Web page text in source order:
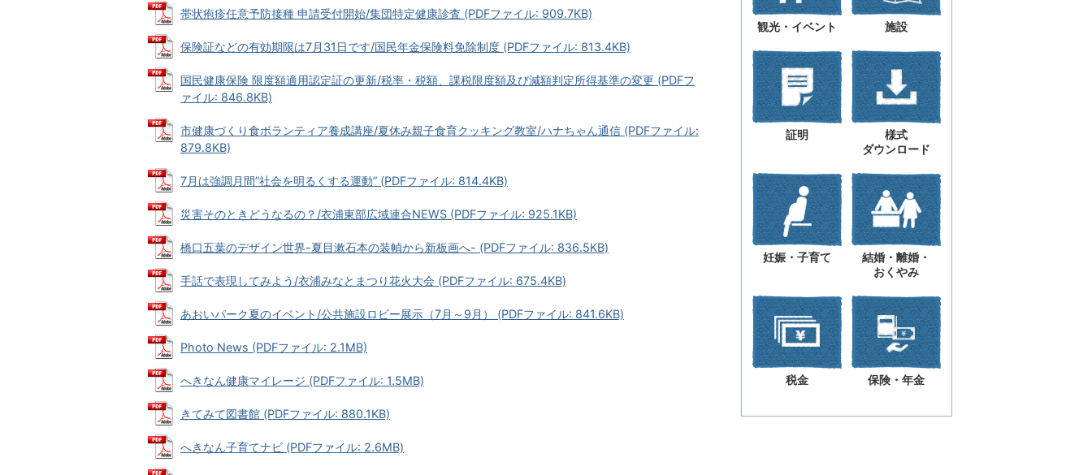
帯状疱疹任意予防接種 申請受付開始/集団特定健康診査 (PDFファイル: 909.7KB)
保険証などの有効期限は7月31日です/国民年金保険料免除制度 (PDFファイル: 813.4KB)
国民健康保険 限度額適用認定証の更新/税率・税額、課税限度額及び減額判定所得基準の変更 (PDFフ
ァイル: 846.8KB)
市健康づくり食ボランティア養成講座/夏休み親子食育クッキング教室/ハナちゃん通信 (PDFファイル:
879.8KB)
7月は強調月間”社会を明るくする運動” (PDFファイル: 814.4KB)
災害そのときどうなるの？/衣浦東部広域連合NEWS (PDFファイル: 925.1KB)
橋口五葉のデザイン世界-夏目漱石本の装幀から新板画へ- (PDFファイル: 836.5KB)
手話で表現してみよう/衣浦みなとまつり花火大会 (PDFファイル: 675.4KB)
あおいパーク夏のイベント/公共施設ロビー展示（7月～9月） (PDFファイル: 841.6KB)
Photo News (PDFファイル: 2.1MB)
へきなん健康マイレージ (PDFファイル: 1.5MB)
きてみて図書館 (PDFファイル: 880.1KB)
へきなん子育てナビ (PDFファイル: 2.6MB)
観光・イベント 施設
証明
様式
ダウンロード
妊娠・子育て
結婚・離婚・
おくやみ
税金 保険・年金